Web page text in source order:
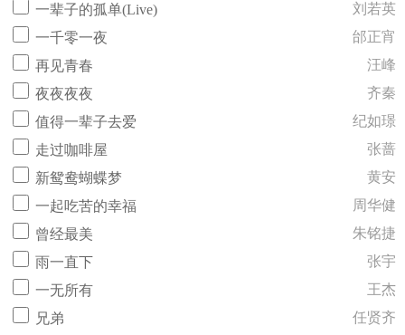
一辈子的孤单(Live)
刘若英
一千零一夜
邰正宵
再见青春
汪峰
夜夜夜夜
齐秦
值得一辈子去爱
纪如璟
走过咖啡屋
张蔷
新鸳鸯蝴蝶梦
黄安
一起吃苦的幸福
周华健
曾经最美
朱铭捷
雨一直下
张宇
一无所有
王杰
兄弟
任贤齐